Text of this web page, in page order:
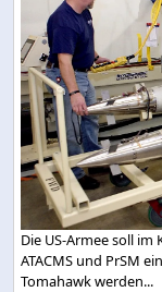
Die US-Armee soll
ATACMS und PrSM
Tomahawk werden...